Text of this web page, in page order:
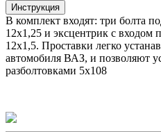
Инструкция
В комплект входят: три болта
12х1,25 и эксцентрик с входом
12х1,5. Проставки легко
автомобиля ВАЗ, и позволяют
разболтовками 5х108